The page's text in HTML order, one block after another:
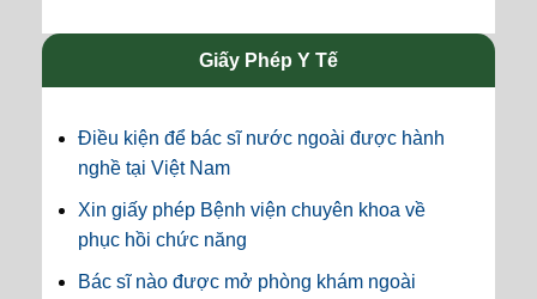
Giấy Phép Y Tế
Điều kiện để bác sĩ nước ngoài được hành
nghề tại Việt Nam
Xin giấy phép Bệnh viện chuyên khoa về
phục hồi chức năng
Bác sĩ nào được mở phòng khám ngoài